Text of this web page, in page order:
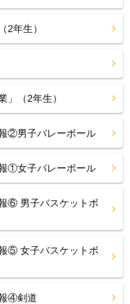
2年生）
」（2年生）
②男子バレーボール
①女子バレーボール
⑥ 男子バスケットボ
⑤ 女子バスケットボ
④剣道